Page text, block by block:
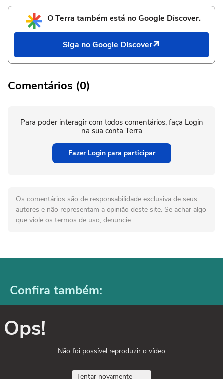
O Terra também está no Google Discover.
Siga no Google Discover
Comentários (0)
Para poder interagir com todos comentários, faça Login
na sua conta Terra
Fazer Login para participar
Os comentários são de responsabilidade exclusiva de seus
autores e não representam a opinião deste site. Se achar algo
que viole os termos de uso, denuncie.
Confira também:
Ops!
Não foi possível reproduzir o vídeo
Tentar novamente